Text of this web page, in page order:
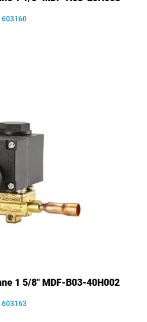
603160
1 5/8" MDF-B03-40H002
603163